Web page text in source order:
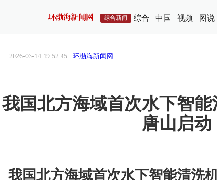
综合新闻 综合 中国 视频 图说
2026-03-14 19:52:45 | 环渤海新闻网
我国北方海域首次水下智
唐山启动
我国北方海域首次水下智能清洗